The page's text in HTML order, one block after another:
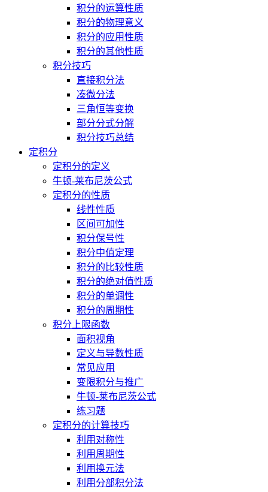
积分的运算性质
积分的物理意义
积分的应用性质
积分的其他性质
积分技巧
直接积分法
凑微分法
三角恒等变换
部分分式分解
积分技巧总结
定积分
定积分的定义
牛顿-莱布尼茨公式
定积分的性质
线性性质
区间可加性
积分保号性
积分中值定理
积分的比较性质
积分的绝对值性质
积分的单调性
积分的周期性
积分上限函数
面积视角
定义与导数性质
常见应用
变限积分与推广
牛顿-莱布尼茨公式
练习题
定积分的计算技巧
利用对称性
利用周期性
利用换元法
利用分部积分法